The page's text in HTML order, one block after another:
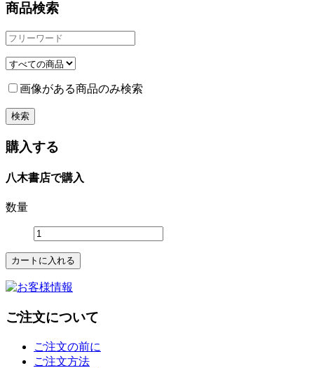
商品検索
画像がある商品のみ検索
購入する
八木書店で購入
数量
ご注文について
ご注文の前に
ご注文方法